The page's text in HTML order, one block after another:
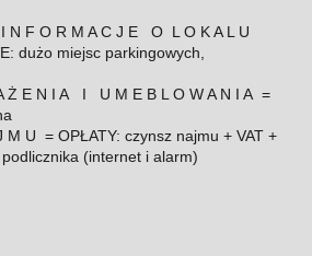
N F O R M A C J E O L O K A L U
dużo miejsc parkingowych,
Ż E N I A I U M E B L O W A N I A =
U = OPŁATY: czynsz najmu + VAT +
(internet i alarm)